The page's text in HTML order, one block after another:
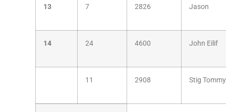
13 7 2826 Jason
14 24 4600 John Eilif
11 2908 Stig Tommy